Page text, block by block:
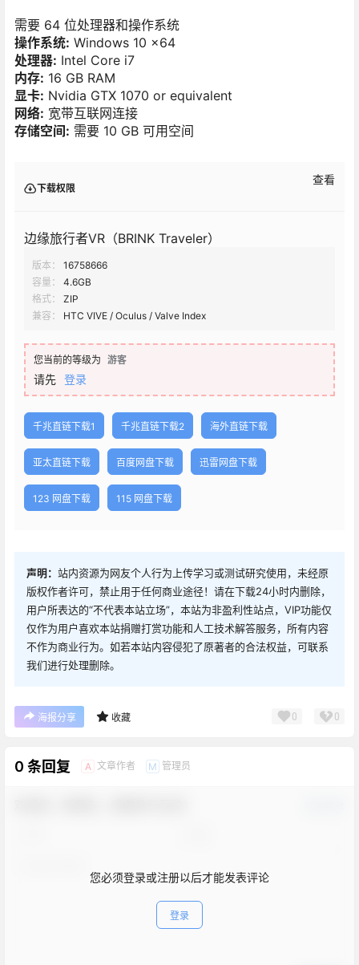
需要 64 位处理器和操作系统
操作系统: Windows 10 x64
处理器: Intel Core i7
内存: 16 GB RAM
显卡: Nvidia GTX 1070 or equivalent
网络: 宽带互联网连接
存储空间: 需要 10 GB 可用空间
下载权限
查看
边缘旅行者VR（BRINK Traveler）
版本：
16758666
容量：
4.6GB
格式：
ZIP
兼容：
HTC VIVE / Oculus / Valve Index
您当前的等级为 游客
请先 登录
千兆直链下载1 千兆直链下载2 海外直链下载
亚太直链下载 百度网盘下载 迅雷网盘下载
123 网盘下载 115 网盘下载
声明： 站内资源为网友个人行为上传学习或测试研究使用，未经原
版权作者许可，禁止用于任何商业途径！请在下载24小时内删除，
用户所表达的“不代表本站立场”，本站为非盈利性站点，VIP功能仅
仅作为用户喜欢本站捐赠打赏功能和人工技术解答服务，所有内容
不作为商业行为。如若本站内容侵犯了原著者的合法权益，可联系
我们进行处理删除。
海报分享 收藏 0 0
0 条回复 A 文章作者 M 管理员
您必须登录或注册以后才能发表评论
登录